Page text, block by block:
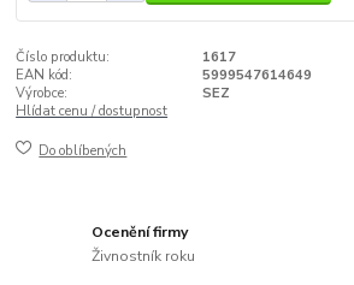
Číslo produktu:
1617
EAN kód:
5999547614649
Výrobce:
SEZ
Hlídat cenu / dostupnost
Do oblíbených
Ocenění firmy
Živnostník roku